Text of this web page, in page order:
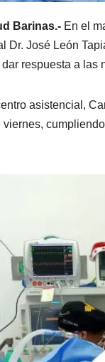
Barinas.- En el
Dr. José León
respuesta a
asistencial,